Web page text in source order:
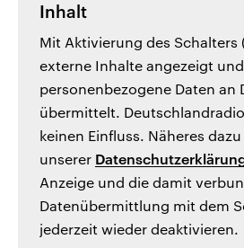
Inhalt
Mit Aktivierung des Schalters
externe Inhalte angezeigt und
personenbezogene Daten
übermittelt.
keinen Einfluss. Näheres
unserer
Anzeige und die damit
Datenübermittlung mit dem
jederzeit wieder deaktivieren.